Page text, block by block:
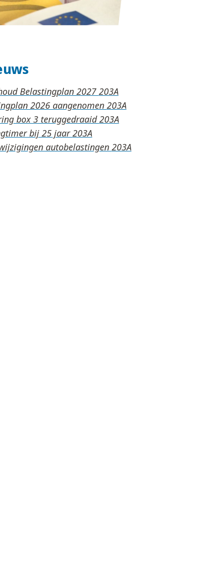
Belastingplan 2027
2026 aangenomen
box 3 teruggedraaid
bij 25 jaar
autobelastingen